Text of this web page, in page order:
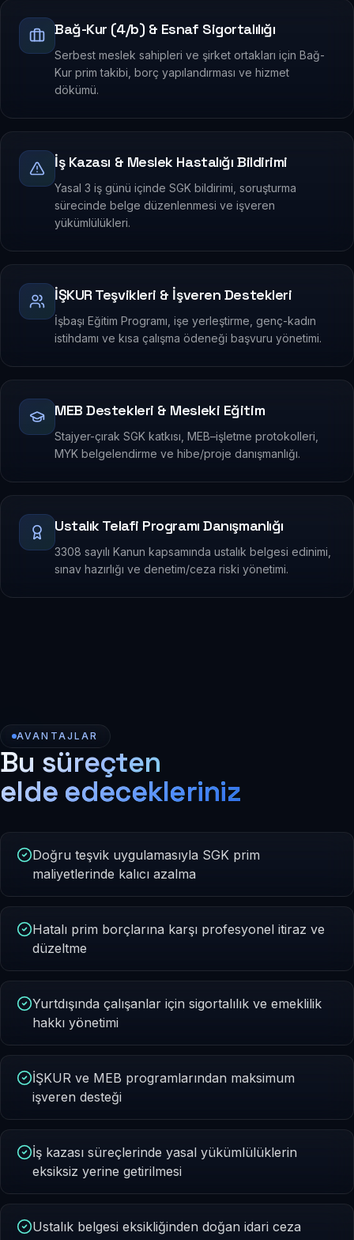
Bağ-Kur (4/b) & Esnaf Sigortalılığı
Serbest meslek sahipleri ve şirket ortakları için Bağ-
Kur prim takibi, borç yapılandırması ve hizmet
dökümü.
İş Kazası & Meslek Hastalığı Bildirimi
Yasal 3 iş günü içinde SGK bildirimi, soruşturma
sürecinde belge düzenlenmesi ve işveren
yükümlülükleri.
İŞKUR Teşvikleri & İşveren Destekleri
İşbaşı Eğitim Programı, işe yerleştirme, genç-kadın
istihdamı ve kısa çalışma ödeneği başvuru yönetimi.
MEB Destekleri & Mesleki Eğitim
Stajyer-çırak SGK katkısı, MEB–işletme protokolleri,
MYK belgelendirme ve hibe/proje danışmanlığı.
Ustalık Telafi Programı Danışmanlığı
3308 sayılı Kanun kapsamında ustalık belgesi edinimi,
sınav hazırlığı ve denetim/ceza riski yönetimi.
AVANTAJLAR
Bu süreçten
elde edecekleriniz
Doğru teşvik uygulamasıyla SGK prim
maliyetlerinde kalıcı azalma
Hatalı prim borçlarına karşı profesyonel itiraz ve
düzeltme
Yurtdışında çalışanlar için sigortalılık ve emeklilik
hakkı yönetimi
İŞKUR ve MEB programlarından maksimum
işveren desteği
İş kazası süreçlerinde yasal yükümlülüklerin
eksiksiz yerine getirilmesi
Ustalık belgesi eksikliğinden doğan idari ceza